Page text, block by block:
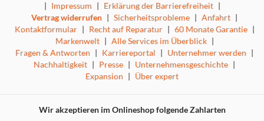
| Impressum | Erklärung der Barrierefreiheit |
Vertrag widerrufen | Sicherheitsprobleme | Anfahrt |
Kontaktformular | Recht auf Reparatur | 60 Monate Garantie |
Markenwelt | Alle Services im Überblick |
Fragen & Antworten | Karriereportal | Unternehmer werden |
Nachhaltigkeit | Presse | Unternehmensgeschichte |
Expansion | Über expert
Wir akzeptieren im Onlineshop folgende Zahlarten